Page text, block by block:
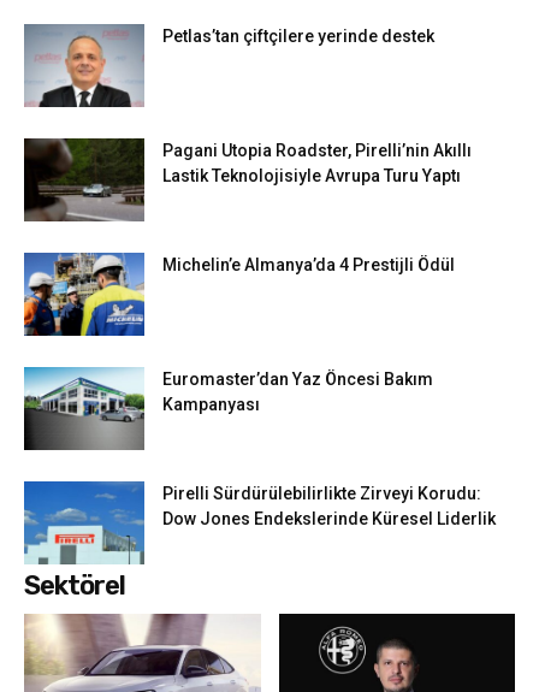
Petlas’tan çiftçilere yerinde destek
Pagani Utopia Roadster, Pirelli’nin Akıllı
Lastik Teknolojisiyle Avrupa Turu Yaptı
Michelin’e Almanya’da 4 Prestijli Ödül
Euromaster’dan Yaz Öncesi Bakım
Kampanyası
Pirelli Sürdürülebilirlikte Zirveyi Korudu:
Dow Jones Endekslerinde Küresel Liderlik
Sektörel